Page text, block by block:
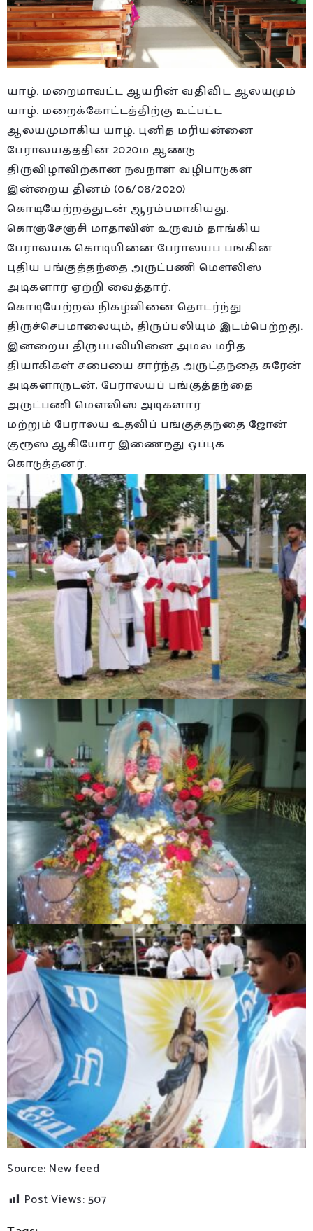
யாழ். மறைமாவட்ட ஆயரின் வதிவிட ஆலயமும்
யாழ். மறைக்கோட்டத்திற்கு உட்பட்ட
ஆலயமுமாகிய யாழ். புனித மரியன்னை
பேராலயத்ததின் 2020ம் ஆண்டு
திருவிழாவிற்கான நவநாள் வழிபாடுகள்
இன்றைய தினம் (06/08/2020)
கொடியேற்றத்துடன் ஆரம்பமாகியது.
கொஞ்சேஞ்சி மாதாவின் உருவம் தாங்கிய
பேராலயக் கொடியினை பேராலயப் பங்கின்
புதிய பங்குத்தந்தை அருட்பணி மெளலிஸ்
அடிகளார் ஏற்றி வைத்தார்.
கொடியேற்றல் நிகழ்வினை தொடர்ந்து
திருச்செபமாலையும், திருப்பலியும் இடம்பெற்றது.
இன்றைய திருப்பலியினை அமல மரித்
தியாகிகள் சபையை சார்ந்த அருட்தந்தை சுரேன்
அடிகளாருடன், பேராலயப் பங்குத்தந்தை
அருட்பணி மெளலிஸ் அடிகளார்
மற்றும் பேராலய உதவிப் பங்குத்தந்தை ஜோன்
குரூஸ் ஆகியோர் இணைந்து ஒப்புக்
கொடுத்தனர்.
Source: New feed
Post Views:507